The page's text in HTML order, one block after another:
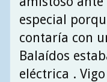
especial
contaría con
Balaídos
eléctrica .